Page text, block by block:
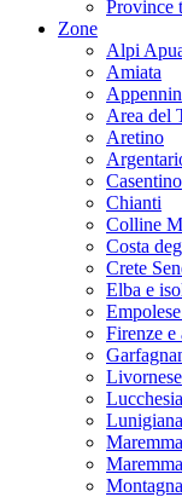
Province
Zone
Alpi
Amiata
Area del
Aretino
Casentino
Chianti
Colline
Costa
Crete
Elba e
Firenze e
Livornese
Lucchesia
Lunigiana